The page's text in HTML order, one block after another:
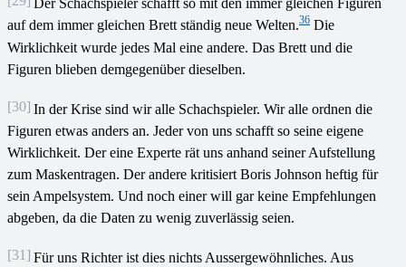
Der Schachspieler schafft so mit den immer gleichen Figuren
auf dem immer gleichen Brett ständig neue Welten.36 Die
Wirklichkeit wurde jedes Mal eine andere. Das Brett und die
Figuren blieben demgegenüber dieselben.
[30] In der Krise sind wir alle Schachspieler. Wir alle ordnen die
Figuren etwas anders an. Jeder von uns schafft so seine eigene
Wirklichkeit. Der eine Experte rät uns anhand seiner Aufstellung
zum Maskentragen. Der andere kritisiert Boris Johnson heftig für
sein Ampelsystem. Und noch einer will gar keine Empfehlungen
abgeben, da die Daten zu wenig zuverlässig seien.
[31] Für uns Richter ist dies nichts Aussergewöhnliches. Aus